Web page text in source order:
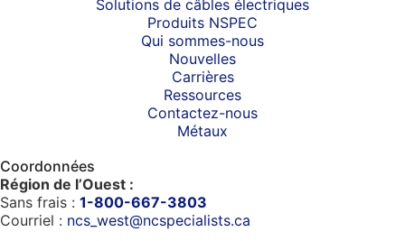
Solutions de câbles électriques
Produits NSPEC
Qui sommes-nous
Nouvelles
Carrières
Ressources
Contactez-nous
Métaux
Coordonnées
Région de l’Ouest :
Sans frais : 1-800-667-3803
Courriel : ncs_west@ncspecialists.ca